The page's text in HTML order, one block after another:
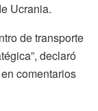
Ucrania.
de transporte
declaró
comentarios